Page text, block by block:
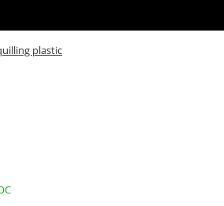
plastic